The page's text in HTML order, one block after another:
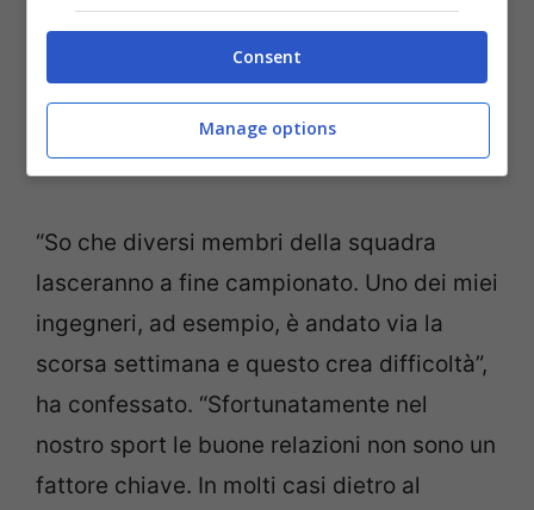
“So che diversi membri della squadra
lasceranno a fine campionato. Uno dei miei
ingegneri, ad esempio, è andato via la
scorsa settimana e questo crea difficoltà”,
ha confessato. “Sfortunatamente nel
nostro sport le buone relazioni non sono un
fattore chiave. In molti casi dietro al
Consent
Manage options